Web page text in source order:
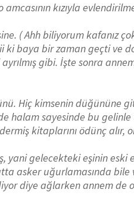
kızıyla
( Ahh biliyorum kafanız
ki baya bir zaman geçti ve
gibi. İşte sonra
Hiç kimsenin düğününe
halam sayesinde bu gelinle
kitaplarını ödünç alır,
yani gelecekteki eşinin eski
asker uğurlamasında bile
diye ağlarken annem de